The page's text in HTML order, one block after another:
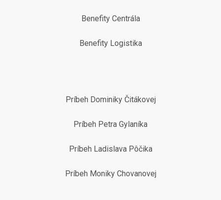
Benefity Centrála
Benefity Logistika
Príbeh Dominiky Čitákovej
Príbeh Petra Gylaníka
Príbeh Ladislava Pôčika
Príbeh Moniky Chovanovej